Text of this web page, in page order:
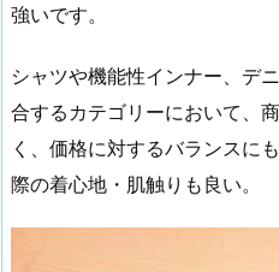
強いです。
シャツや機能性インナー、デ
合するカテゴリーにおいて、
く、価格に対するバランスに
際の着心地・肌触りも良い。